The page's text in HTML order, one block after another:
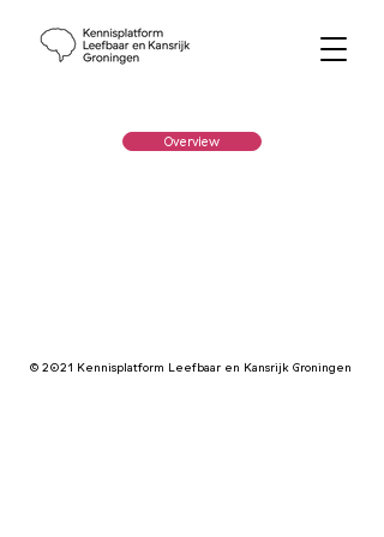
Overview
© 2021 Kennisplatform Leefbaar en Kansrijk Groningen